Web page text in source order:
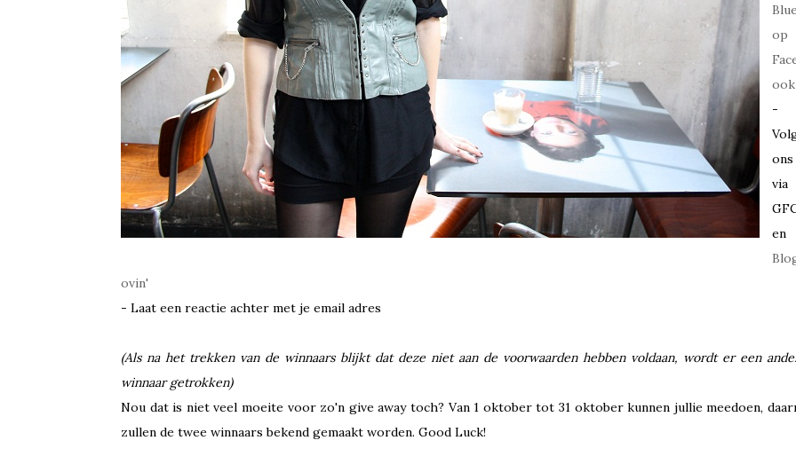
Blue
op
ook
-
ons
via
en
ovin'
- Laat een reactie achter met je email adres
(Als na het trekken van de winnaars blijkt dat deze niet aan de voorwaarden hebben voldaan, wordt er een
winnaar getrokken)
Nou dat is niet veel moeite voor zo'n give away toch? Van 1 oktober tot 31 oktober kunnen jullie meedoen,
zullen de twee winnaars bekend gemaakt worden. Good Luck!